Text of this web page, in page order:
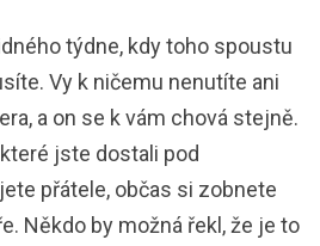
týdne, kdy toho spoustu
Vy k ničemu nenutíte ani
a on se k vám chová stejně.
jste dostali pod
přátele, občas si zobnete
Někdo by možná řekl, že je to